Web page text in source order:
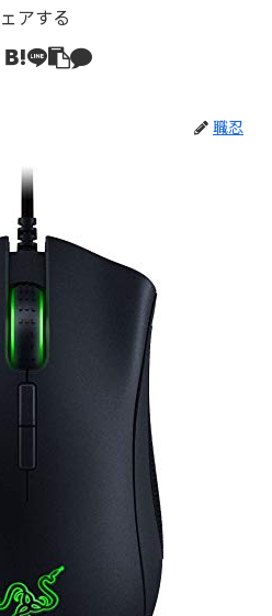
アする
職忍